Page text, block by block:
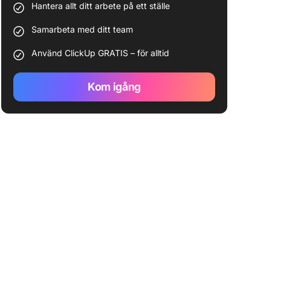
Hantera allt ditt arbete på ett ställe
Samarbeta med ditt team
Använd ClickUp GRATIS – för alltid
Kom igång